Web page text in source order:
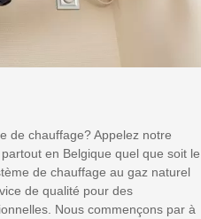
de chauffage? Appelez notre
en Belgique quel que soit le
de chauffage au gaz naturel
de qualité pour des
Nous commençons par à